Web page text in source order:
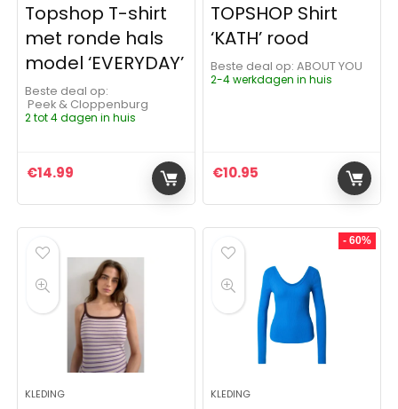
Topshop T-shirt
met ronde hals
model ‘EVERYDAY’
Beste deal op:
Peek & Cloppenburg
2 tot 4 dagen in huis
€14.99
TOPSHOP Shirt
‘KATH’ rood
Beste deal op:
ABOUT YOU
2-4 werkdagen in huis
€10.95
KLEDING
- 60%
KLEDING